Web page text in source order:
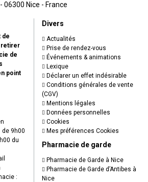
- 06300 Nice - France
de
retirer
de
point
de 9h00
du
:
Divers
Actualités
Prise de rendez-vous
Événements & animations
Lexique
Déclarer un effet indésirable
Conditions générales de vente
(CGV)
Mentions légales
Données personnelles
Cookies
Mes préférences Cookies
Pharmacie de garde
Pharmacie de Garde à Nice
Pharmacie de Garde d’Antibes à
Nice